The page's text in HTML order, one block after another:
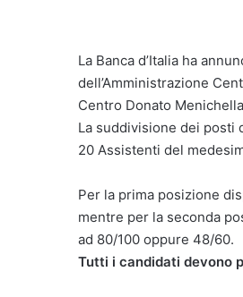
La Banca d’Italia ha
dell’Amministrazione
Centro Donato
La suddivisione dei posti
20 Assistenti del
Per la prima posizione
mentre per la seconda
ad 80/100 oppure 48/60.
Tutti i candidati devono